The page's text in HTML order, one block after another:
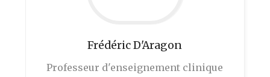
Frédéric D'Aragon
Professeur d'enseignement clinique